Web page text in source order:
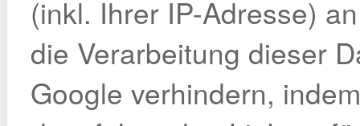
(inkl. Ihrer IP-Adresse)
die Verarbeitung dieser
Google verhindern,